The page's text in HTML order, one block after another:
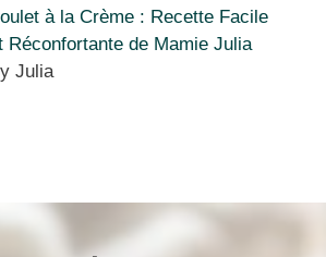
à la Crème : Recette Facile
Réconfortante de Mamie Julia
Julia